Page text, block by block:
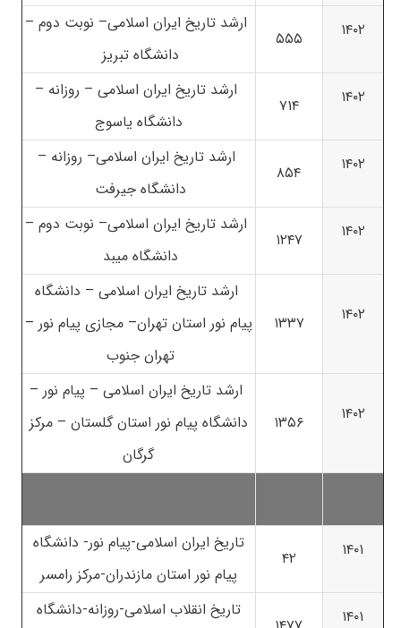
۱۴۰۲
۵۵۵
ارشد تاریخ ایران اسلامی– نوبت دوم –
دانشگاه تبریز
۱۴۰۲
۷۱۴
ارشد تاریخ ایران اسلامی – روزانه –
دانشگاه یاسوج
۱۴۰۲
۸۵۴
ارشد تاریخ ایران اسلامی– روزانه –
دانشگاه جیرفت
۱۴۰۲
۱۲۴۷
ارشد تاریخ ایران اسلامی– نوبت دوم –
دانشگاه میبد
۱۴۰۲ ۱۳۳۷
ارشد تاریخ ایران اسلامی – دانشگاه
پیام نور استان تهران– مجازی پیام نور –
تهران جنوب
۱۴۰۲ ۱۳۵۶
ارشد تاریخ ایران اسلامی – پیام نور –
دانشگاه پیام نور استان گلستان – مرکز
گرگان
۱۴۰۱ ۴۲
تاریخ ایران اسلامی-پیام نور- دانشگاه
پیام نور استان مازندران-مرکز رامسر
۱۴۰۱
تاریخ انقلاب اسلامی-روزانه-دانشگاه